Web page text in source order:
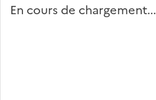
En cours de chargement...